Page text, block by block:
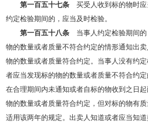
第一百五十七条 买受人收到标的物时
约定检验期间的，应当及时检验。
第一百五十八条 当事人约定检验期间
物的数量或者质量不符合约定的情形通知出
物的数量或者质量符合约定。当事人没有约
者应当发现标的物的数量或者质量不符合约
在合理期间内未通知或者自标的物收到之日
物的数量或者质量符合约定，但对标的物有
适用该两年的规定。出卖人知道或者应当知